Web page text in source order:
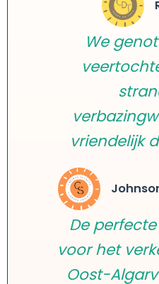
We
vriendelijk
De
voor het
Oost-